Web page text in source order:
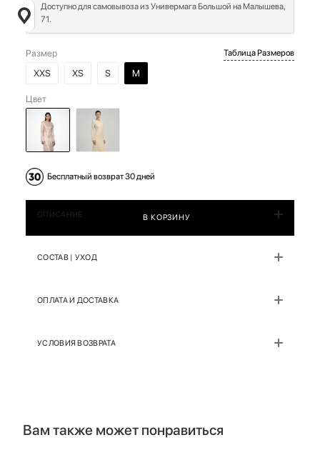
Доступно для самовывоза из Универмага Большой на Малышева,
71.
Размер
XXS
XS S M
Таблица Размеров
Цвет
Бесплатный возврат 30 дней
В КОРЗИНУ
ОПИСАНИЕ
СОСТАВ | УХОД
ОПЛАТА И ДОСТАВКА
УСЛОВИЯ ВОЗВРАТА
Вам также может понравиться